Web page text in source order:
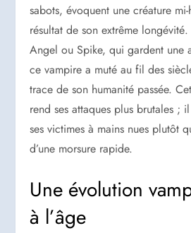
sabots, évoquent une créature
résultat de son extrême
Angel ou Spike, qui gardent une
ce vampire a muté au fil des
trace de son humanité passée.
rend ses attaques plus brutales ;
ses victimes à mains nues plutôt
d’une morsure rapide.
Une évolution
à l’âge